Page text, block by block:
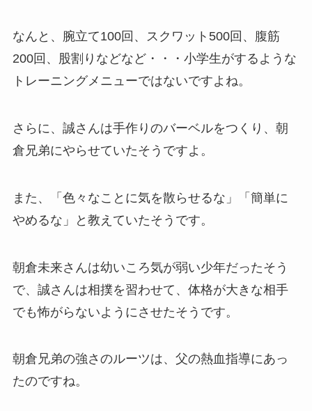
なんと、腕立て100回、スクワット500回、腹筋
200回、股割りなどなど・・・小学生がするような
トレーニングメニューではないですよね。
さらに、誠さんは手作りのバーベルをつくり、朝
倉兄弟にやらせていたそうですよ。
また、「色々なことに気を散らせるな」「簡単に
やめるな」と教えていたそうです。
朝倉未来さんは幼いころ気が弱い少年だったそう
で、誠さんは相撲を習わせて、体格が大きな相手
でも怖がらないようにさせたそうです。
朝倉兄弟の強さのルーツは、父の熱血指導にあっ
たのですね。